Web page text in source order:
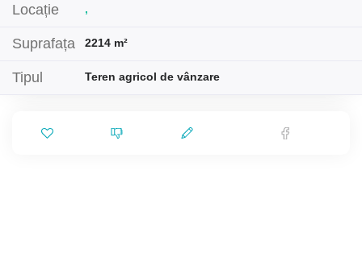
Locație ,
Suprafața 2214 m²
Tipul Teren agricol de vânzare